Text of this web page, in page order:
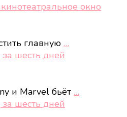
окно
главную …
шесть дней
и Marvel бьёт …
шесть дней